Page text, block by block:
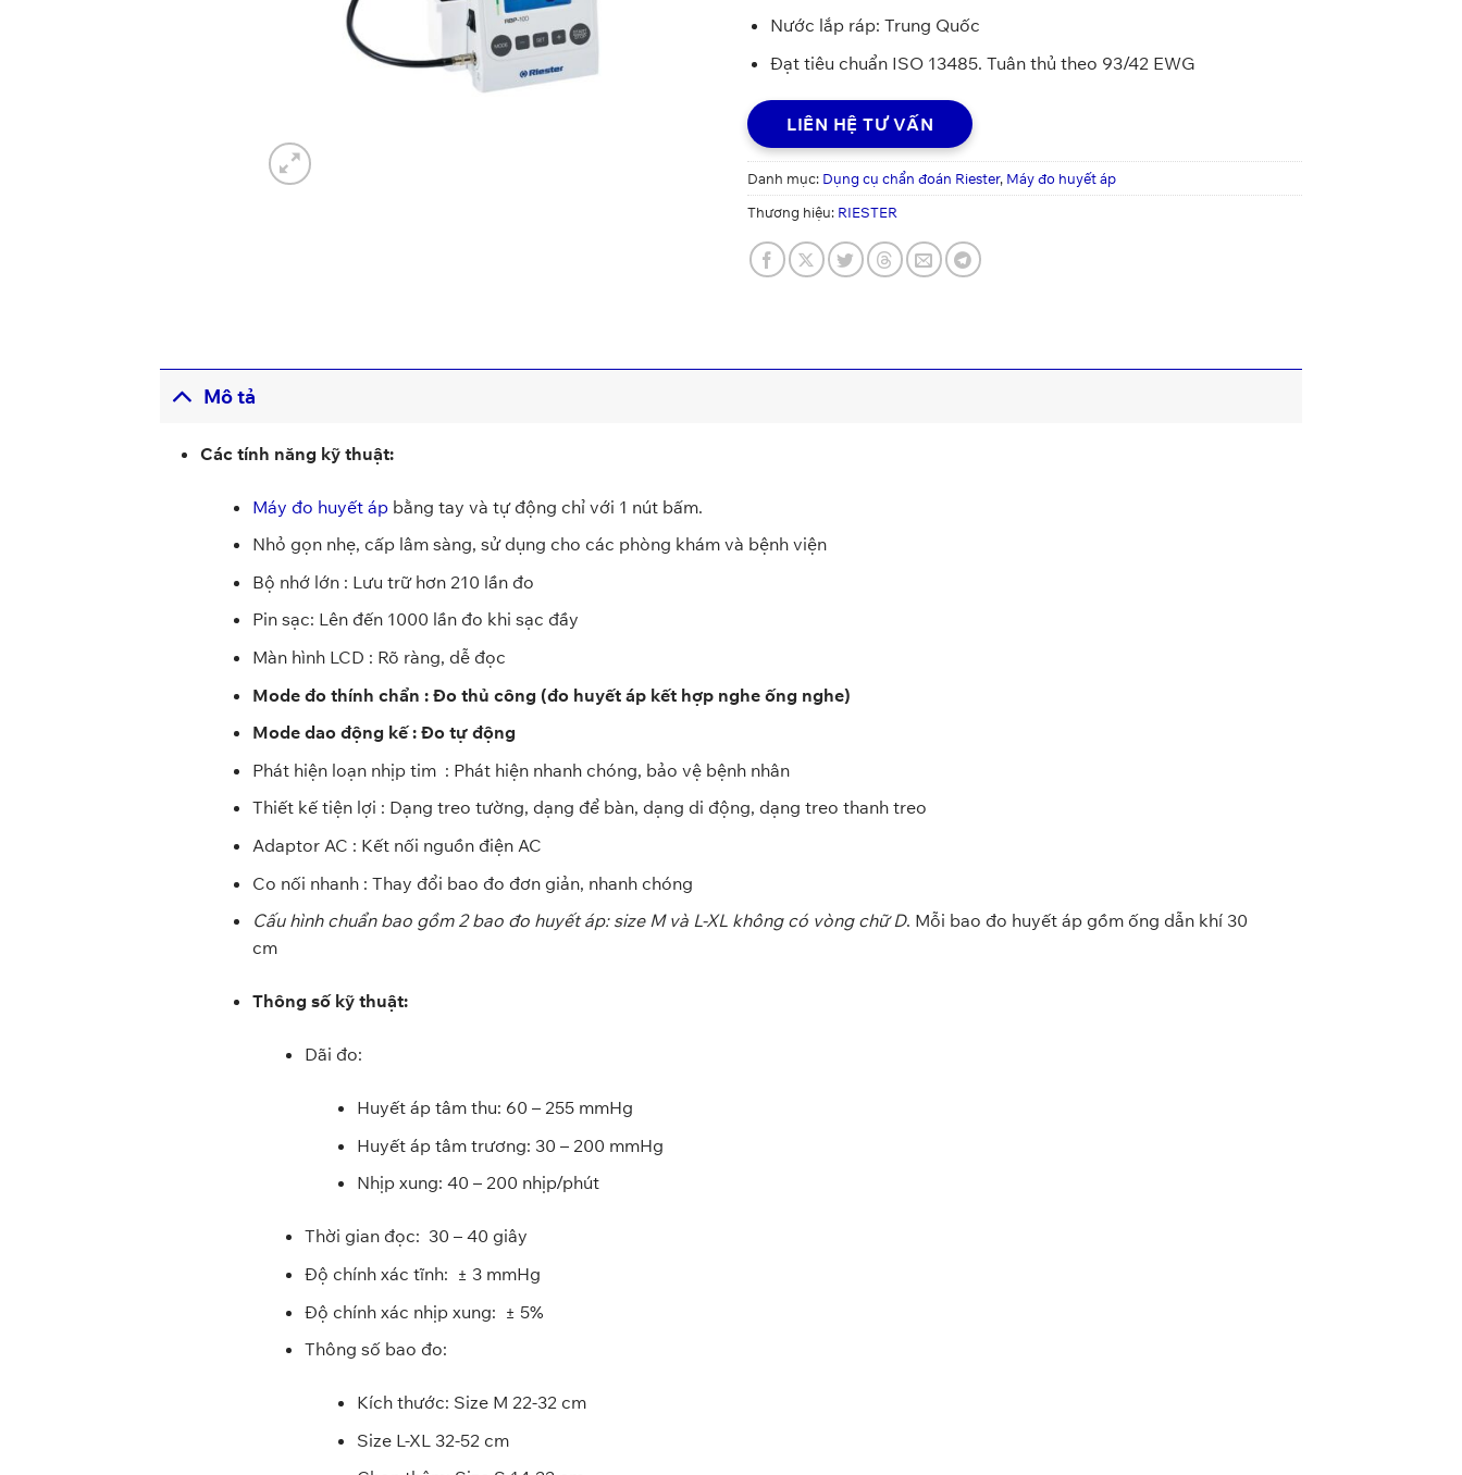
Nước lắp ráp: Trung Quốc
Đạt tiêu chuẩn ISO 13485. Tuân thủ theo 93/42 EWG
LIÊN HỆ TƯ VẤN
Danh mục: Dụng cụ chẩn đoán Riester, Máy đo huyết áp
Thương hiệu: RIESTER
Mô tả
Các tính năng kỹ thuật:
Máy đo huyết ápbằng tay và tự động chỉ với 1 nút bấm.
Nhỏ gọn nhẹ, cấp lâm sàng, sử dụng cho các phòng khám và bệnh viện
Bộ nhớ lớn : Lưu trữ hơn 210 lần đo
Pin sạc: Lên đến 1000 lần đo khi sạc đầy
Màn hình LCD : Rõ ràng, dễ đọc
Mode đo thính chẩn : Đo thủ công (đo huyết áp kết hợp nghe ống nghe)
Mode dao động kế : Đo tự động
Phát hiện loạn nhịp tim : Phát hiện nhanh chóng, bảo vệ bệnh nhân
Thiết kế tiện lợi : Dạng treo tường, dạng để bàn, dạng di động, dạng treo thanh treo
Adaptor AC : Kết nối nguồn điện AC
Co nối nhanh : Thay đổi bao đo đơn giản, nhanh chóng
Cấu hình chuẩn bao gồm 2 bao đo huyết áp: size M và L-XL không có vòng chữ D. Mỗi bao đo huyết áp gồm ống dẫn khí 30
cm
Thông số kỹ thuật:
Dãi đo:
Huyết áp tâm thu: 60 – 255 mmHg
Huyết áp tâm trương: 30 – 200 mmHg
Nhịp xung: 40 – 200 nhịp/phút
Thời gian đọc: 30 – 40 giây
Độ chính xác tĩnh: ± 3 mmHg
Độ chính xác nhịp xung: ± 5%
Thông số bao đo:
Kích thước: Size M 22-32 cm
Size L-XL 32-52 cm